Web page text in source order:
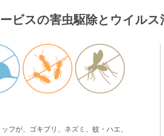
ビスの害虫駆除とウイルス
フが、ゴキブリ、ネズミ、蚊・ハエ、